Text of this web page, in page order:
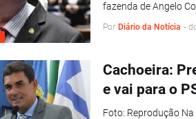
fazenda de Angelo
Por Diário da Notícia -
Cachoeira:
e vai para o
Foto: Reprodução